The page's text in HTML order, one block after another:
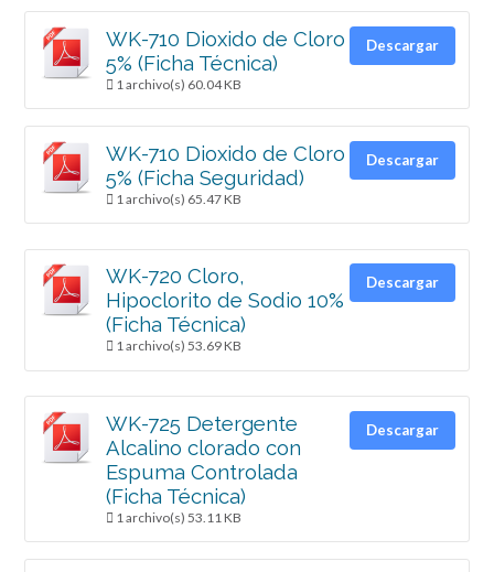
WK-710 Dioxido de Cloro
5% (Ficha Técnica)
1 archivo(s) 60.04 KB
Descargar
WK-710 Dioxido de Cloro
5% (Ficha Seguridad)
1 archivo(s) 65.47 KB
Descargar
WK-720 Cloro,
Hipoclorito de Sodio 10%
(Ficha Técnica)
1 archivo(s) 53.69 KB
Descargar
WK-725 Detergente
Alcalino clorado con
Espuma Controlada
(Ficha Técnica)
1 archivo(s) 53.11 KB
Descargar